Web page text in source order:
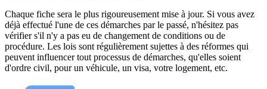
Chaque fiche sera le plus rigoureusement mise à jour. Si vous avez
déjà effectué l'une de ces démarches par le passé, n'hésitez pas
vérifier s'il n'y a pas eu de changement de conditions ou de
procédure. Les lois sont régulièrement sujettes à des réformes qui
peuvent influencer tout processus de démarches, qu'elles soient
d'ordre civil, pour un véhicule, un visa, votre logement, etc.